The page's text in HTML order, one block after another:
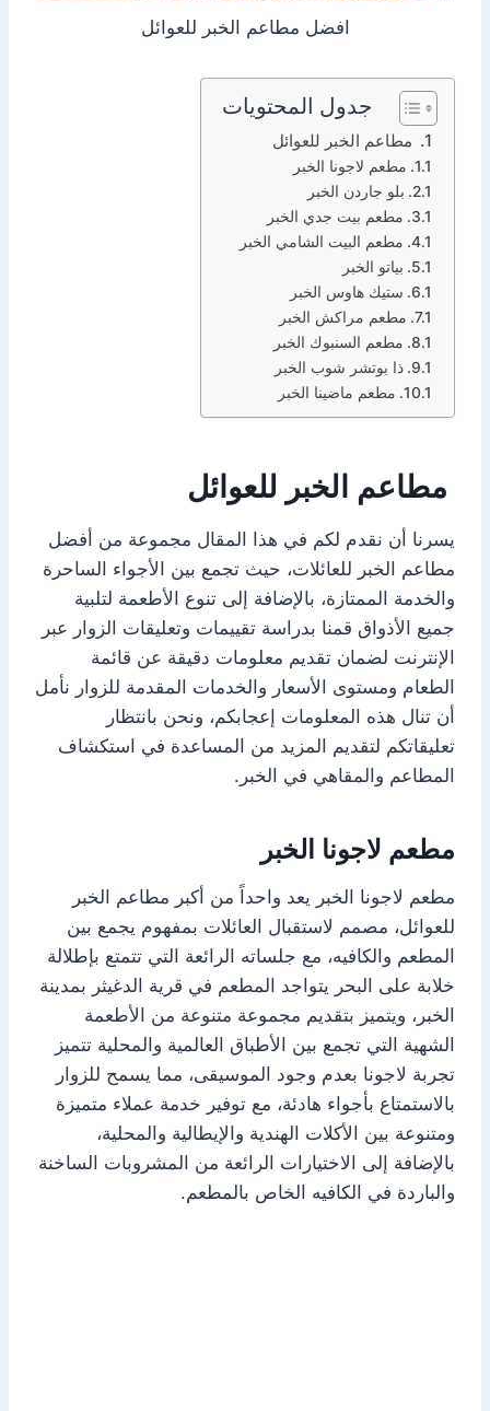
افضل مطاعم الخبر للعوائل
جدول المحتويات
مطاعم الخبر للعوائل
مطعم لاجونا الخبر
بلو جاردن الخبر
مطعم بيت جدي الخبر
مطعم البيت الشامي الخبر
بياتو الخبر
ستيك هاوس الخبر
مطعم مراكش الخبر
مطعم السنبوك الخبر
ذا بوتشر شوب الخبر
مطعم ماضينا الخبر
مطاعم الخبر للعوائل
يسرنا أن نقدم لكم في هذا المقال مجموعة من أفضل
مطاعم الخبر للعائلات، حيث تجمع بين الأجواء الساحرة
والخدمة الممتازة، بالإضافة إلى تنوع الأطعمة لتلبية
جميع الأذواق قمنا بدراسة تقييمات وتعليقات الزوار عبر
الإنترنت لضمان تقديم معلومات دقيقة عن قائمة
الطعام ومستوى الأسعار والخدمات المقدمة للزوار نأمل
أن تنال هذه المعلومات إعجابكم، ونحن بانتظار
تعليقاتكم لتقديم المزيد من المساعدة في استكشاف
المطاعم والمقاهي في الخبر.
مطعم لاجونا الخبر
مطعم لاجونا الخبر يعد واحداً من أكبر مطاعم الخبر
للعوائل، مصمم لاستقبال العائلات بمفهوم يجمع بين
المطعم والكافيه، مع جلساته الرائعة التي تتمتع بإطلالة
خلابة على البحر يتواجد المطعم في قرية الدغيثر بمدينة
الخبر، ويتميز بتقديم مجموعة متنوعة من الأطعمة
الشهية التي تجمع بين الأطباق العالمية والمحلية تتميز
تجربة لاجونا بعدم وجود الموسيقى، مما يسمح للزوار
بالاستمتاع بأجواء هادئة، مع توفير خدمة عملاء متميزة
ومتنوعة بين الأكلات الهندية والإيطالية والمحلية،
بالإضافة إلى الاختيارات الرائعة من المشروبات الساخنة
والباردة في الكافيه الخاص بالمطعم.